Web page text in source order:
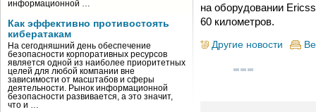
информационной …
Как эффективно противостоять
кибератакам
На сегодняшний день обеспечение
безопасности корпоративных ресурсов
является одной из наиболее приоритетных
целей для любой компании вне
зависимости от масштабов и сферы
деятельности. Рынок информационной
безопасности развивается, а это значит,
что и …
на оборудовании
60 километров.
Другие новости